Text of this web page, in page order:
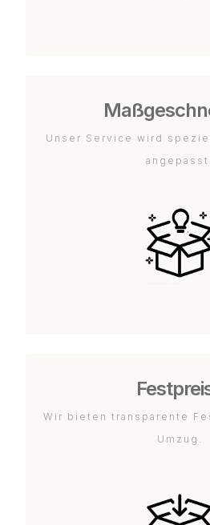
Unser Service wird
angepasst.
Wir bieten transparente
Umzug.